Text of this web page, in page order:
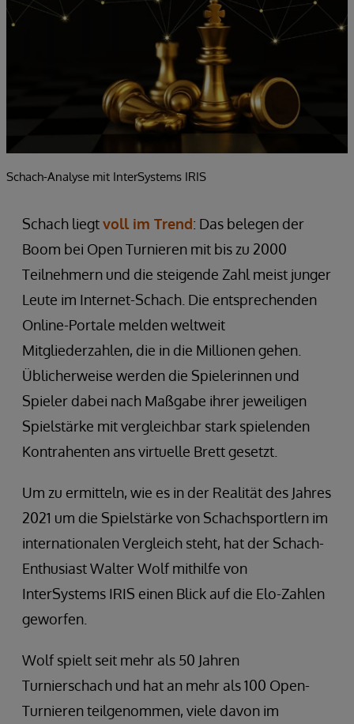
Schach-Analyse mit InterSystems IRIS
Schach liegtvoll im Trend: Das belegen der
Boom bei Open Turnieren mit bis zu 2000
Teilnehmern und die steigende Zahl meist junger
Leute im Internet-Schach. Die entsprechenden
Online-Portale melden weltweit
Mitgliederzahlen, die in die Millionen gehen.
Üblicherweise werden die Spielerinnen und
Spieler dabei nach Maßgabe ihrer jeweiligen
Spielstärke mit vergleichbar stark spielenden
Kontrahenten ans virtuelle Brett gesetzt.
Um zu ermitteln, wie es in der Realität des Jahres
2021 um die Spielstärke von Schachsportlern im
internationalen Vergleich steht, hat der Schach-
Enthusiast Walter Wolf mithilfe von
InterSystems IRIS einen Blick auf die Elo-Zahlen
geworfen.
Wolf spielt seit mehr als 50 Jahren
Turnierschach und hat an mehr als 100 Open-
Turnieren teilgenommen, viele davon im